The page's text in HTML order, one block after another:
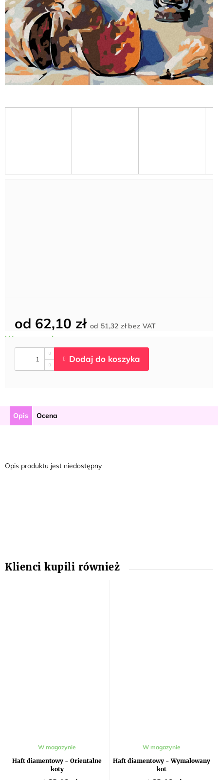
od 62,10 zł od 51,32 złbez VAT
Opis Ocena
Opis produktu jest niedostępny
Haft diamentowy - Orientalne
koty
Średnia
ocena
produktu
wynosi
5,0
W magazynie
Haft diamentowy - Wymalowany
kot
W magazynie